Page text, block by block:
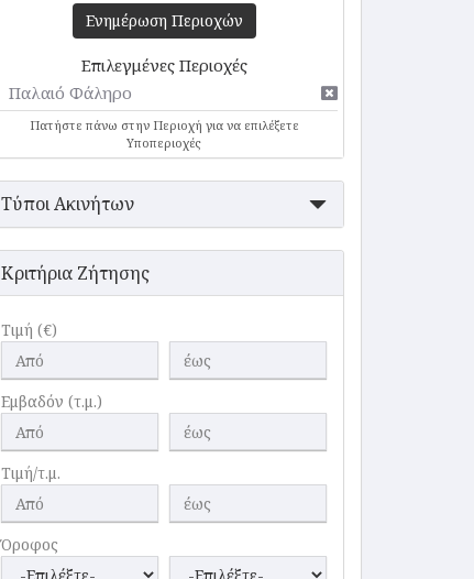
Ενημέρωση Περιοχών
Επιλεγμένες Περιοχές
Παλαιό Φάληρο
Πατήστε πάνω στην Περιοχή για να επιλέξετε
Υποπεριοχές
Τύποι Ακινήτων
Κριτήρια Ζήτησης
Τιμή (€)
Εμβαδόν (τ.μ.)
Τιμή/τ.μ.
Όροφος